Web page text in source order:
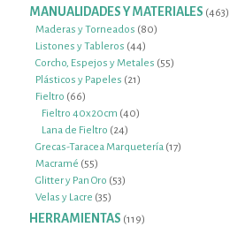
MANUALIDADES Y MATERIALES 463
Maderas y Torneados 8080
Listones y Tableros 4444
productos
Corcho, Espejos y Metales 5555
Plásticos y Papeles 2121
Fieltro 6666
productos
Fieltro 40x20cm 4040
Lana de Fieltro 2424
productos
Grecas-Taracea Marquetería 1717
Macramé 5555
productos
Glitter y Pan Oro 5353
Velas y Lacre 3535
productos
HERRAMIENTAS 119119